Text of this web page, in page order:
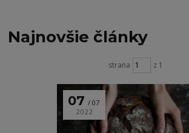
Najnovšie články
strana z 1
07
07
2022